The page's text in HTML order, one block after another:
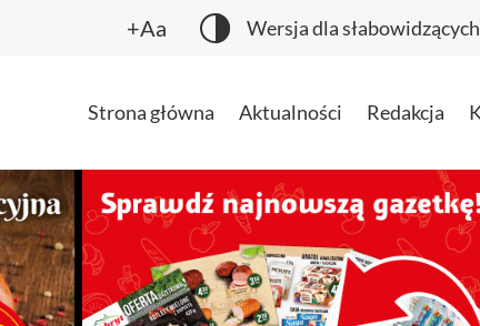
+Aa Wersja dla słabowidzących
Strona główna Aktualności Redakcja